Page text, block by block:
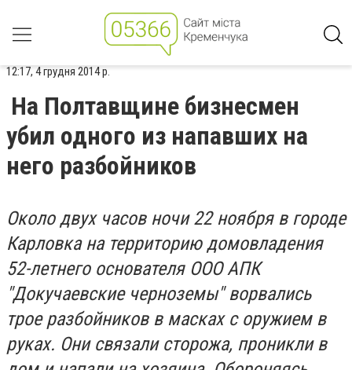
12:17, 4 грудня 2014 р.
На Полтавщине бизнесмен
убил одного из напавших на
него разбойников
Около двух часов ночи 22 ноября в городе
Карловка на территорию домовладения
52-летнего основателя ООО АПК
"Докучаевские черноземы" ворвались
трое разбойников в масках с оружием в
руках. Они связали сторожа, проникли в